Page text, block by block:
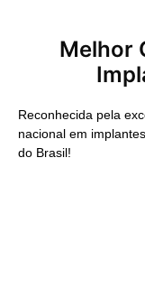
Melhor
Reconhecida pela
nacional em
do Brasil!